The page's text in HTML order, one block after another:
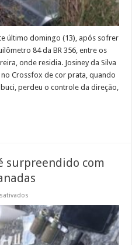
último domingo (13), após sofrer
84 da BR 356, entre os
onde residia. Josiney da Silva
Crossfox de cor prata, quando
perdeu o controle da direção,
surpreendido com
Pádua
traficante
é
surpreendido
com